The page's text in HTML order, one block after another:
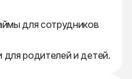
для сотрудников
родителей и детей.